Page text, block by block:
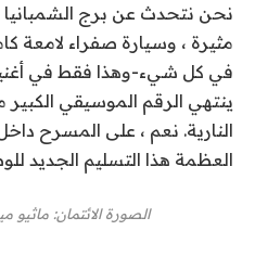
نحن نتحدث عن برج الشمبانيا
مثيرة ، وسيارة صفراء لامعة
في كل شيء-وهذا فقط في
ينتهي الرقم الموسيقي الكبير
النارية. نعم ، على المسرح
العظمة هذا التسليم الجديد
الصورة الائتمان: ماثيو